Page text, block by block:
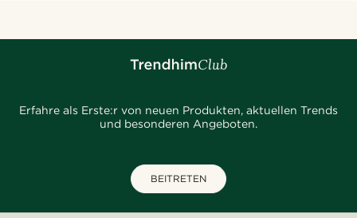
Erfahre als Erste:r von neuen Produkten, aktuellen Trends
und besonderen Angeboten.
BEITRETEN